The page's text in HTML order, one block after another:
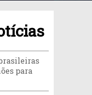
para